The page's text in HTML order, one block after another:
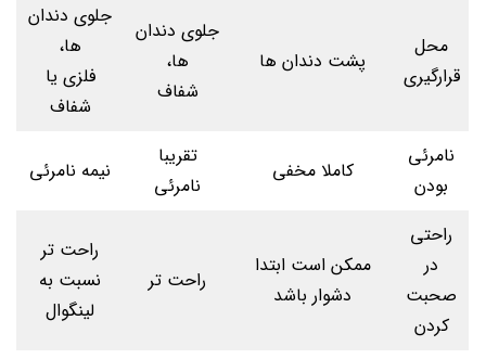
محل
قرارگیری
پشت دندان ها
جلوی دندان
ها،
شفاف
جلوی دندان
ها،
فلزی یا
شفاف
نامرئی
بودن
کاملا مخفی
تقریبا
نامرئی
نیمه نامرئی
راحتی
در
صحبت
کردن
ممکن است ابتدا
دشوار باشد
راحت تر
راحت تر
نسبت به
لینگوال